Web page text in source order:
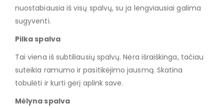
nuostabiausia iš visų spalvų, su ja lengviausiai galima
sugyventi.
Pilka spalva
Tai viena iš subtiliausių spalvų. Nėra išraiškinga, tačiau
suteikia ramumo ir pasitikėjimo jausmą. Skatina
tobulėti ir kurti gėrį aplink save.
Mėlyna spalva